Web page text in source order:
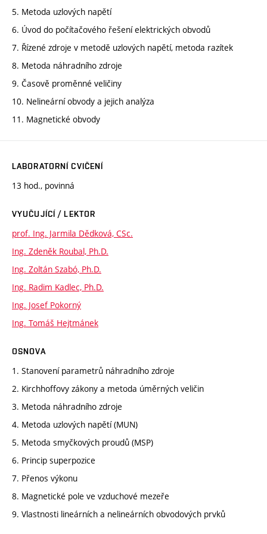
5. Metoda uzlových napětí
6. Úvod do počítačového řešení elektrických obvodů
7. Řízené zdroje v metodě uzlových napětí, metoda razítek
8. Metoda náhradního zdroje
9. Časově proměnné veličiny
10. Nelineární obvody a jejich analýza
11. Magnetické obvody
LABORATORNÍ CVIČENÍ
13 hod., povinná
VYUČUJÍCÍ / LEKTOR
prof. Ing. Jarmila Dědková, CSc.
Ing. Zdeněk Roubal, Ph.D.
Ing. Zoltán Szabó, Ph.D.
Ing. Radim Kadlec, Ph.D.
Ing. Josef Pokorný
Ing. Tomáš Hejtmánek
OSNOVA
1. Stanovení parametrů náhradního zdroje
2. Kirchhoffovy zákony a metoda úměrných veličin
3. Metoda náhradního zdroje
4. Metoda uzlových napětí (MUN)
5. Metoda smyčkových proudů (MSP)
6. Princip superpozice
7. Přenos výkonu
8. Magnetické pole ve vzduchové mezeře
9. Vlastnosti lineárních a nelineárních obvodových prvků